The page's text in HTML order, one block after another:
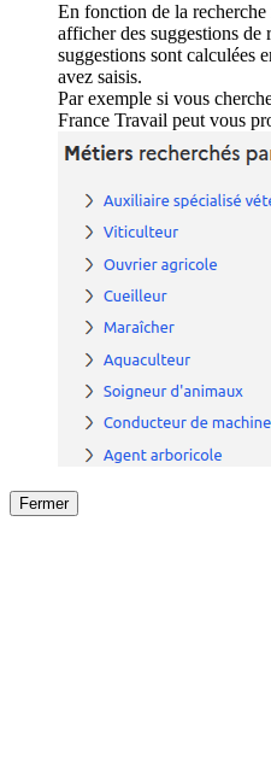
En fonction de la
afficher des suggestions de
suggestions sont calculées
avez saisis.
Par exemple si vous
France Travail peut vous
Fermer